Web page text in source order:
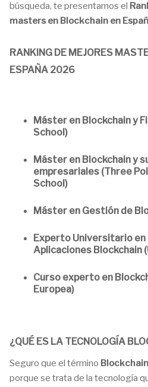
búsqueda, te presentamos el
masters en Blockchain en
RANKING DE MEJORES
ESPAÑA 2026
Máster en Blockchain y
School)
Máster en Blockchain y
empresariales (Three
School)
Máster en Gestión de
Experto Universitario en
Aplicaciones Blockchain
Curso experto en
Europea)
¿QUÉ ES LA TECNOLOGÍA
Seguro que el término Blockchain
porque se trata de la tecnología